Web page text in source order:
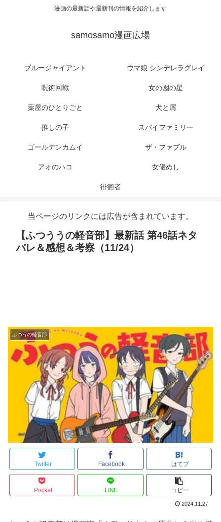
漫画の最新話や最新刊の情報を紹介します
samosamo漫画広場
ブルージャイアント ウマ娘 シンデレラグレイ
呪術回戦 女の園の星
薬屋のひとりごと 犬と屑
推しの子 スパイファミリー
ゴールデンカムイ ザ・ファブル
アオのハコ 女優めし
徘徊者
当ページのリンクには広告が含まれています。
【ふつううの軽音部】最新話 第46話ネタ
バレ＆感想＆考察（11/24）
ふつうの軽音部
Twitter Facebook はてブ
Pocket LINE コピー
2024.11.27